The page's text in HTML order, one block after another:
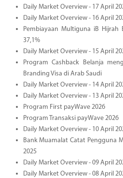
Daily Market Overview - 17 April
Daily Market Overview - 16 April
Pembiayaan Multiguna iB Hijrah
37,1%
Daily Market Overview - 15 April
Program Cashback Belanja
Branding Visa di Arab Saudi
Daily Market Overview - 14 April
Daily Market Overview - 13 April
Program First payWave 2026
Program Transaksi payWave 2026
Daily Market Overview - 10 April
Bank Muamalat Catat Pengguna
2025
Daily Market Overview - 09 April
Daily Market Overview - 08 April